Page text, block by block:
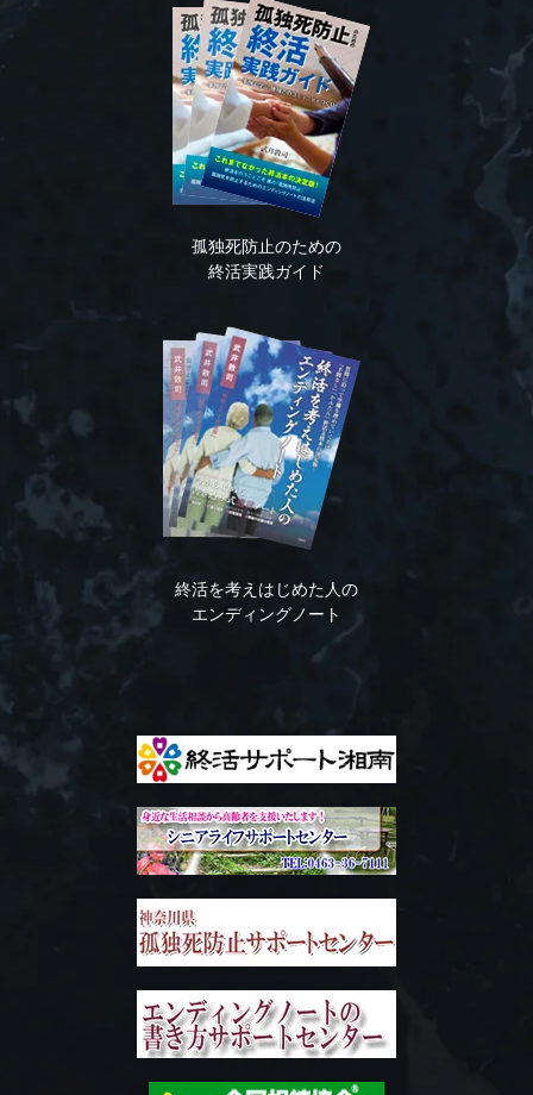
孤独死防止のための
終活実践ガイド
終活を考えはじめた人の
エンディングノート